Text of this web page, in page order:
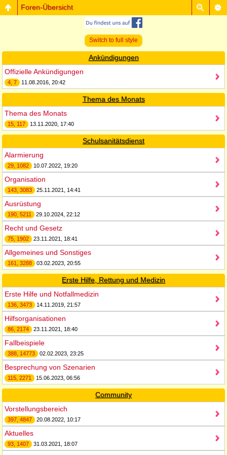
Foren-Übersicht
Switch to full style
Ankündigungen
Offizielle Ankündigungen
4, 7 11.08.2016, 20:42
Thema des Monats
Thema des Monats
15, 117 13.11.2020, 17:40
Schulsanitätsdienst
Alarmierung
29, 1082 10.07.2022, 19:20
Organisation
143, 3083 25.11.2021, 14:41
Ausrüstung
190, 5211 29.10.2024, 22:12
Recht und Gesetz
75, 1902 23.11.2021, 18:41
Allgemeines und Sonstiges
161, 3288 03.02.2023, 20:55
Erste Hilfe, Rettung und Medizin
Erste Hilfe und Notfallmedizin
136, 3473 14.11.2019, 21:57
Hilfsorganisationen
86, 2174 23.11.2021, 18:40
Fallbeispiele
388, 14773 02.02.2023, 23:25
Besprechung von Szenarien
115, 2271 15.06.2023, 06:56
Community
Vorstellungsbereich
397, 4847 20.08.2022, 10:17
Aktuelles
93, 1407 31.03.2021, 18:07